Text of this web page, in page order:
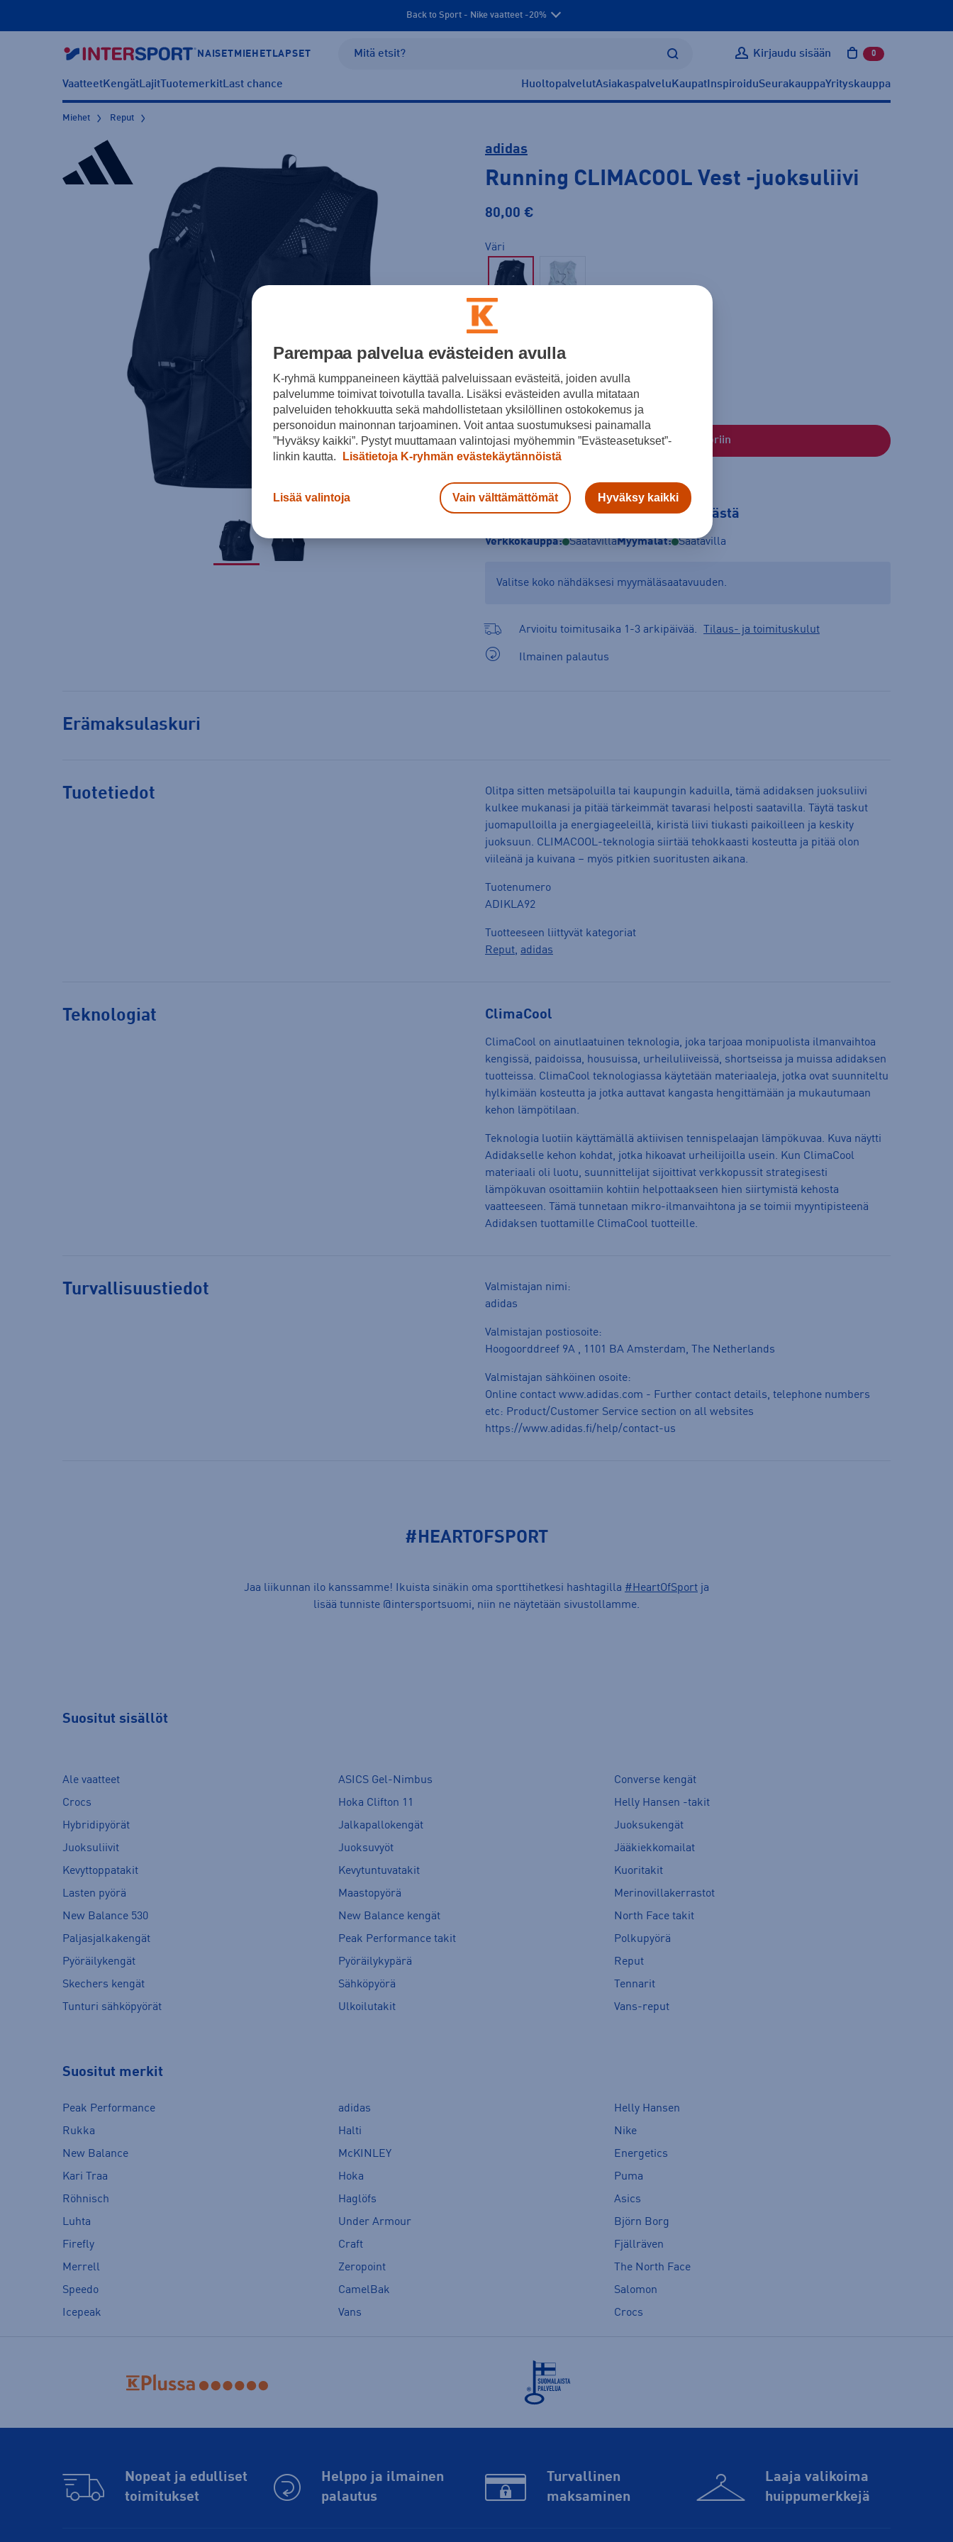
Back to Sport - Nike vaatteet -20%
NAISET MIEHET LAPSET Kirjaudu sisään 0 tuotetta
VaatteetKengätLajitTuotemerkitLast chance HuoltopalvelutAsiakaspalvelu Kaupat InspiroiduSeurakauppaYrityskauppa
Miehet Reput
adidas
Running CLIMACOOL Vest -juoksuliivi
80,00 €
Väri
Lisää ostoskoriin
Tarkista saatavuus ja tilaa myymälästä
Verkkokauppa: SaatavillaMyymälät: Saatavilla
Valitse koko nähdäksesi myymäläsaatavuuden.
Arvioitu toimitusaika 1-3 arkipäivää. Tilaus- ja toimituskulut
Ilmainen palautus
Erämaksulaskuri
Tuotetiedot
Olitpa sitten metsäpoluilla tai kaupungin kaduilla, tämä adidaksen juoksuliivi
kulkee mukanasi ja pitää tärkeimmät tavarasi helposti saatavilla. Täytä taskut
juomapulloilla ja energiageeleillä, kiristä liivi tiukasti paikoilleen ja keskity
juoksuun. CLIMACOOL-teknologia siirtää tehokkaasti kosteutta ja pitää olon
viileänä ja kuivana – myös pitkien suoritusten aikana.
Tuotenumero
ADIKLA92
Tuotteeseen liittyvät kategoriat
Reput, adidas
Teknologiat ClimaCool
ClimaCool on ainutlaatuinen teknologia, joka tarjoaa monipuolista ilmanvaihtoa
kengissä, paidoissa, housuissa, urheiluliiveissä, shortseissa ja muissa adidaksen
tuotteissa. ClimaCool teknologiassa käytetään materiaaleja, jotka ovat suunniteltu
hylkimään kosteutta ja jotka auttavat kangasta hengittämään ja mukautumaan
kehon lämpötilaan.
Teknologia luotiin käyttämällä aktiivisen tennispelaajan lämpökuvaa. Kuva näytti
Adidakselle kehon kohdat, jotka hikoavat urheilijoilla usein. Kun ClimaCool
materiaali oli luotu, suunnittelijat sijoittivat verkkopussit strategisesti
lämpökuvan osoittamiin kohtiin helpottaakseen hien siirtymistä kehosta
vaatteeseen. Tämä tunnetaan mikro-ilmanvaihtona ja se toimii myyntipisteenä
Adidaksen tuottamille ClimaCool tuotteille.
Turvallisuustiedot
Valmistajan nimi:
adidas
Valmistajan postiosoite:
Hoogoorddreef 9A , 1101 BA Amsterdam, The Netherlands
Valmistajan sähköinen osoite:
Online contact www.adidas.com - Further contact details, telephone numbers
etc: Product/Customer Service section on all websites
https://www.adidas.fi/help/contact-us
#HEARTOFSPORT
Jaa liikunnan ilo kanssamme! Ikuista sinäkin oma sporttihetkesi hashtagilla #HeartOfSport ja
lisää tunniste @intersportsuomi, niin ne näytetään sivustollamme.
Suositut sisällöt
Ale vaatteet ASICS Gel-Nimbus
Converse kengät
Crocs
Hoka Clifton 11
Helly Hansen -takit
Hybridipyörät
Jalkapallokengät
Juoksukengät
Juoksuliivit
Juoksuvyöt
Jääkiekkomailat
Kevyttoppatakit
Kevytuntuvatakit
Kuoritakit
Lasten pyörä
Maastopyörä
Merinovillakerrastot
New Balance 530
New Balance kengät
North Face takit
Paljasjalkakengät
Peak Performance takit
Polkupyörä
Pyöräilykengät
Pyöräilykypärä
Reput
Skechers kengät
Sähköpyörä
Tennarit
Tunturi sähköpyörät
Ulkoilutakit Vans-reput
Suositut merkit
Peak Performance adidas
Helly Hansen
Rukka
Halti
Nike
New Balance
McKINLEY
Energetics
Kari Traa
Hoka
Puma
Röhnisch
Haglöfs
Asics
Luhta
Under Armour
Björn Borg
Firefly
Craft
Fjällräven
Merrell
Zeropoint
The North Face
Speedo
CamelBak
Salomon
Icepeak
Vans Crocs
Nopeat ja edulliset
toimitukset
Helppo ja ilmainen
palautus
Turvallinen
maksaminen
Laaja valikoima
huippu­merkkejä
Parempaa palvelua evästeiden avulla
K-ryhmä kumppaneineen käyttää palveluissaan evästeitä, joiden avulla
palvelumme toimivat toivotulla tavalla. Lisäksi evästeiden avulla mitataan
palveluiden tehokkuutta sekä mahdollistetaan yksilöllinen ostokokemus ja
personoidun mainonnan tarjoaminen. Voit antaa suostumuksesi painamalla
”Hyväksy kaikki”. Pystyt muuttamaan valintojasi myöhemmin ”Evästeasetukset”-
linkin kautta.
Lisätietoja K-ryhmän evästekäytännöistä
Lisää valintoja Vain välttämättömät Hyväksy kaikki